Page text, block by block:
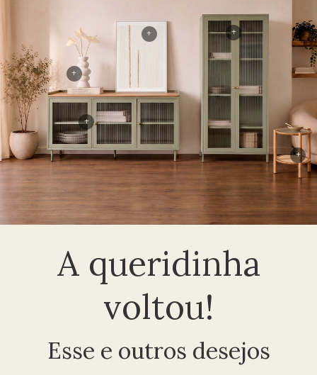
A queridinha
voltou!
Esse e outros desejos
+
+
+
+
+